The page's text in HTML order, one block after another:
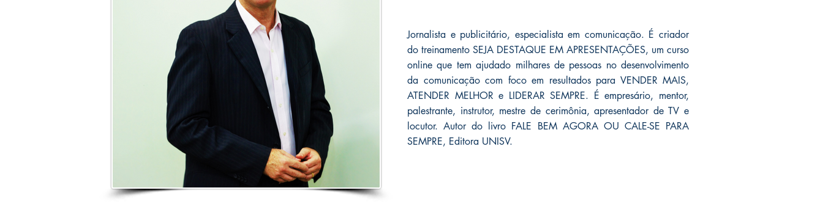
Jornalista e publicitário, especialista em comunicação. É criador
do treinamento SEJA DESTAQUE EM APRESENTAÇÕES, um curso
online que tem ajudado milhares de pessoas no desenvolvimento
da comunicação com foco em resultados para VENDER MAIS,
ATENDER MELHOR e LIDERAR SEMPRE. É empresário, mentor,
palestrante, instrutor, mestre de cerimônia, apresentador de TV e
locutor. Autor do livro FALE BEM AGORA OU CALE-SE PARA
SEMPRE, Editora UNISV.